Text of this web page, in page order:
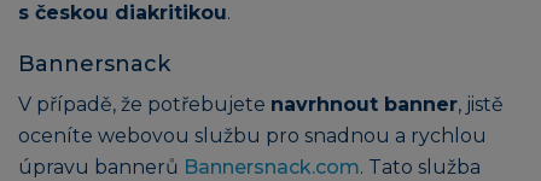
s českou diakritikou.
Bannersnack
V případě, že potřebujete navrhnout banner, jistě
oceníte webovou službu pro snadnou a rychlou
úpravu bannerů Bannersnack.com. Tato služba